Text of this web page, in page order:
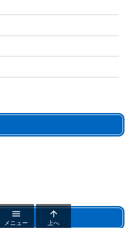

メニュー

上へ